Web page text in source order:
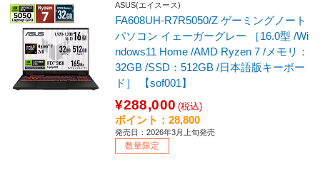
ASUS(エイスース)
FA608UH-R7R5050/Z ゲーミングノート
パソコン イェーガーグレー ［16.0型 /Wi
ndows11 Home /AMD Ryzen 7 /メモリ：
32GB /SSD：512GB /日本語版キーボー
ド］ 【sof001】
¥288,000 (税込)
ポイント：28,800
発売日：2026年3月上旬発売
数量限定